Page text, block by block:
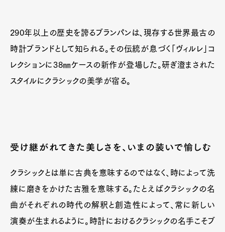
290年以上の歴史を誇るブランパンは、現存する世界最古の
時計ブランドとして知られる。その伝統が息づく「ヴィルレ」コ
レクションに38㎜ケースの新作が登場した。研ぎ澄まされた
スタイルにクラシックの美学が宿る。
受け継がれてきた美しさを、いまの装いで愉しむ
クラシックとは単に古典を意味するのではなく、時によって洗
練に磨きをかけた古雅を意味する。たとえばクラシックの名
曲がそれぞれの時代の解釈と創造性によって、常に新しい
演奏が生まれるように。時計におけるクラシックの名手こそブ